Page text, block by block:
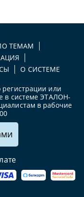
ТЕМАМ
О СИСТЕМЕ
регистрации или
в системе ЭТАЛОН-
в рабочие